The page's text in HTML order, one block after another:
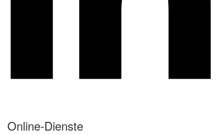
Online-Dienste